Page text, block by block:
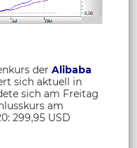
der Alibaba
sich aktuell in
sich am Freitag
am
299,95 USD